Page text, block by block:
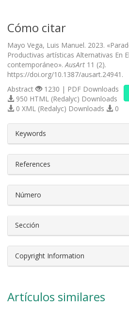
Cómo citar
Mayo Vega, Luis Manuel. 2023.
Productivas artísticas Alternativas En
contemporáneo». AusArt 11 (2).
https://doi.org/10.1387/ausart.24941.
Abstract
1230 | PDF Downloads
950 HTML (Redalyc) Downloads
0 XML (Redalyc) Downloads
0
Keywords
References
Número
Sección
Copyright Information
Artículos similares